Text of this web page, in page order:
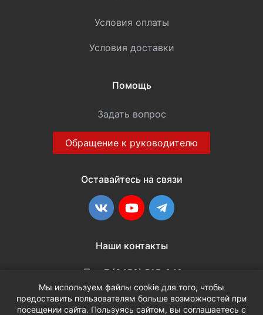
Мы используем файлы cookie для того, чтобы
предоставить пользователям больше возможностей при
посещении сайта. Пользуясь сайтом, вы соглашаетесь с
Условия оплаты
Условия доставки
Помощь
Задать вопрос
Обращение к руководителю
Оставайтесь на связи
ВКонтакте
YouTubeTelegram
Наши контакты
+7 (3452) 515-048
info@terria.ru